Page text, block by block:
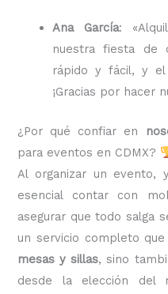
Ana García:
nuestra fiesta de
rápido y fácil, y el
¡Gracias por hacer
¿Por qué confiar en
para eventos en CDMX?
Al organizar un evento,
esencial contar con
asegurar que todo salga
un servicio completo
mesas y sillas, sino
desde la elección del